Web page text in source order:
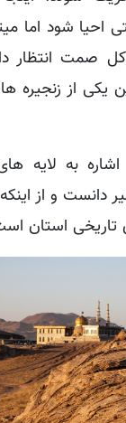
احیا شود اما
کل صمت انتظار
یکی از زنجیره
اشاره به لایه
دانست و از
تاریخی استان